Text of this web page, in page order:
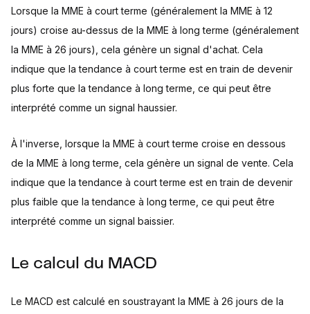
Lorsque la MME à court terme (généralement la MME à 12
jours) croise au-dessus de la MME à long terme (généralement
la MME à 26 jours), cela génère un signal d'achat. Cela
indique que la tendance à court terme est en train de devenir
plus forte que la tendance à long terme, ce qui peut être
interprété comme un signal haussier.
À l'inverse, lorsque la MME à court terme croise en dessous
de la MME à long terme, cela génère un signal de vente. Cela
indique que la tendance à court terme est en train de devenir
plus faible que la tendance à long terme, ce qui peut être
interprété comme un signal baissier.
Le calcul du MACD
Le MACD est calculé en soustrayant la MME à 26 jours de la